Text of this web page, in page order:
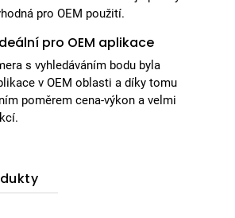
pro OEM použití.
pro OEM aplikace
s vyhledáváním bodu byla
v OEM oblasti a díky tomu
poměrem cena-výkon a velmi